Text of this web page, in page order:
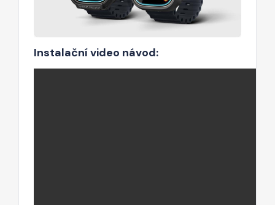
Instalační video návod: